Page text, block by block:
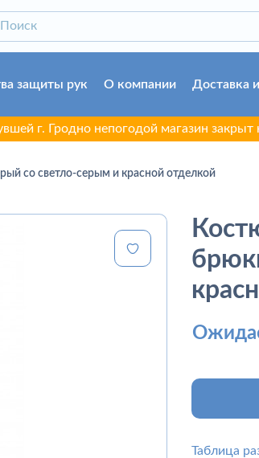
защиты рук О компании Доставка
непогодой магазин закрыт на
со светло-серым и красной отделкой
Таблица